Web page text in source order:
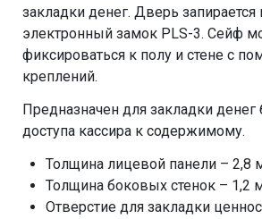
закладки денег. Дверь
электронный замок PLS-3. Сейф
фиксироваться к полу и стене с
креплений.
Предназначен для закладки
доступа кассира к содержимому.
Толщина лицевой панели – 2,8
Толщина боковых стенок – 1,2
Отверстие для закладки